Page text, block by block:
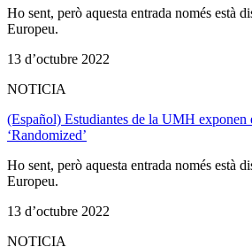
Ho sent, però aquesta entrada només està
Europeu.
13 d’octubre 2022
NOTICIA
(Español) Estudiantes de la UMH exponen
‘Randomized’
Ho sent, però aquesta entrada només està
Europeu.
13 d’octubre 2022
NOTICIA